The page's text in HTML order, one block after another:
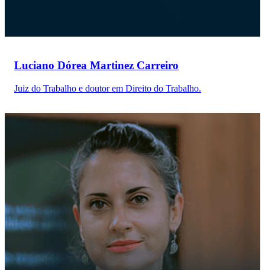
Luciano Dórea Martinez Carreiro
Juiz do Trabalho e doutor em Direito do Trabalho.